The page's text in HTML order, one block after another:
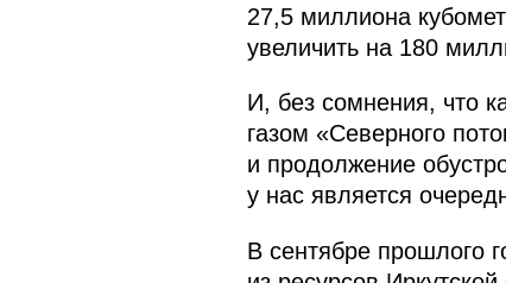
27,5 миллиона
увеличить на 180
И, без сомнения, что
газом «Северного
и продолжение
у нас является
В сентябре прошлого